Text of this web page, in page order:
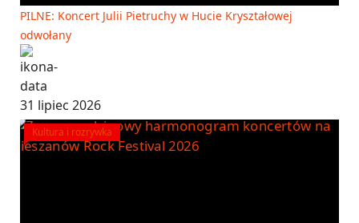
PILNE: Koncert Julii Pietruchy w Hucie Kryształowej
odwołany
31 lipiec 2026
Kultura i rozrywka